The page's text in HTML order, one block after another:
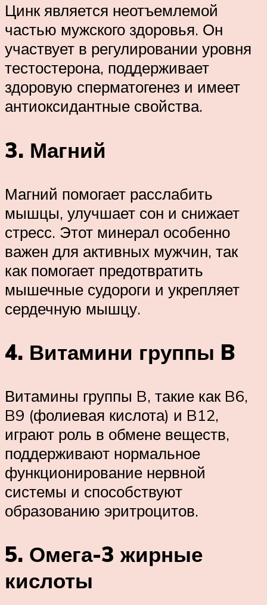
Цинк является неотъемлемой
частью мужского здоровья. Он
участвует в регулировании уровня
тестостерона, поддерживает
здоровую сперматогенез и имеет
антиоксидантные свойства.
3. Магний
Магний помогает расслабить
мышцы, улучшает сон и снижает
стресс. Этот минерал особенно
важен для активных мужчин, так
как помогает предотвратить
мышечные судороги и укрепляет
сердечную мышцу.
4. Витамини группы B
Витамины группы B, такие как B6,
B9 (фолиевая кислота) и B12,
играют роль в обмене веществ,
поддерживают нормальное
функционирование нервной
системы и способствуют
образованию эритроцитов.
5. Омега-3 жирные
кислоты